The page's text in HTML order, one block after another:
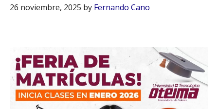
26 noviembre, 2025 by Fernando Cano